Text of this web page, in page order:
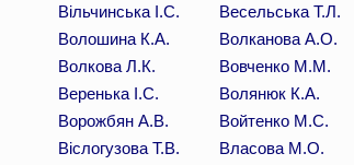
Вільчинська І.С.
Весельська Т.Л.
Волошина К.А.
Волканова А.О.
Волкова Л.К.
Вовченко М.М.
Веренька І.С.
Волянюк К.А.
Ворожбян А.В.
Войтенко М.С.
Віслогузова Т.В.
Власова М.О.